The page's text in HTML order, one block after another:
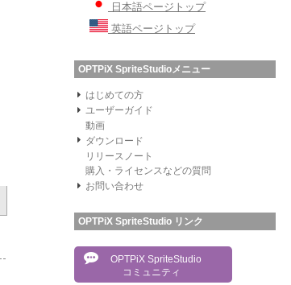
日本語ページトップ
英語ページトップ
OPTPiX SpriteStudioメニュー
はじめての方
ユーザーガイド
動画
ダウンロード
リリースノート
購入・ライセンスなどの質問
お問い合わせ
OPTPiX SpriteStudio リンク
OPTPiX SpriteStudio
コミュニティ